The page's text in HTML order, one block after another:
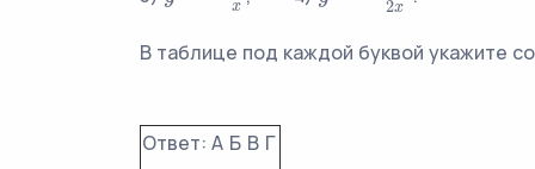
x
2x
В таблице под каждой буквой укажите
Ответ: А Б В Г